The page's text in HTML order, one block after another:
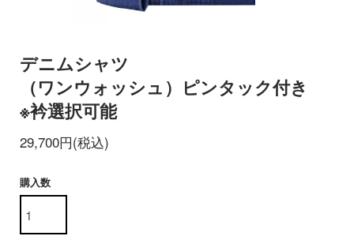
デニムシャツ
（ワンウォッシュ）ピンタック付き
※衿選択可能
29,700円(税込)
購入数